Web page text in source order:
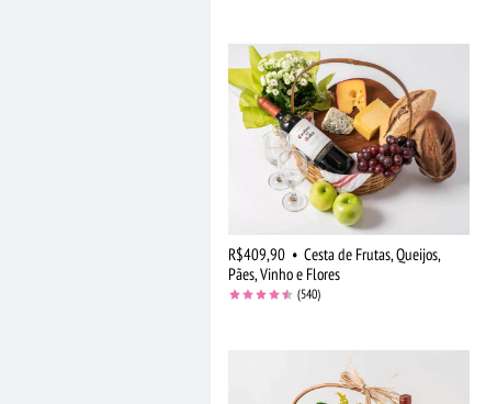
R$409,90 • Cesta de Frutas, Queijos,
Pães, Vinho e Flores
(540)